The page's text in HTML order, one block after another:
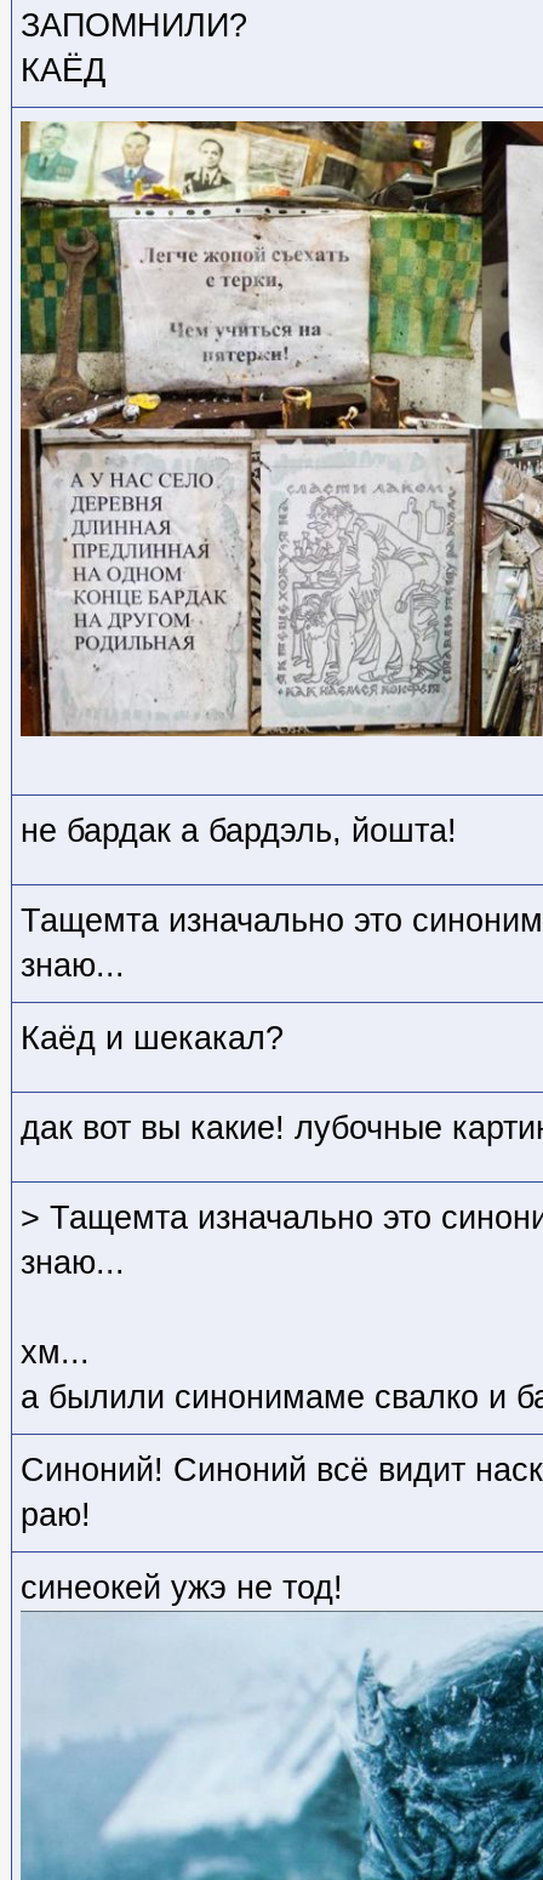
ЗАПОМНИЛИ?
КАЁД
не бардак а бардэль, йошта!
Тащемта изначально это
знаю...
Каёд и шекакал?
дак вот вы какие! лубочные
> Тащемта изначально это
знаю...
хм...
а былили синонимаме свалко и
Синоний! Синоний всё видит
раю!
синеокей ужэ не тод!